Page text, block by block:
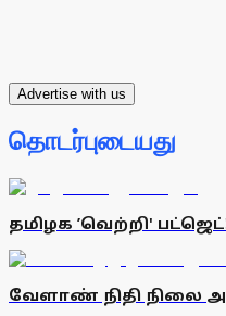
Advertise with us
தொடர்புடையது
தமிழக ’வெற்றி'
வேளாண் நிதி நிலை